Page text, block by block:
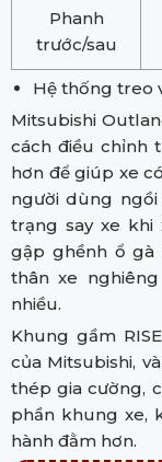
Phanh
trước/sau
Hệ thống treo
Mitsubishi
cách điều chỉnh
hơn để giúp xe
người dùng
trạng say xe
gập ghềnh ổ gà
thân xe
nhiều.
Khung gầm
của Mitsubishi,
thép gia cường,
phần khung xe,
hành đằm hơn.